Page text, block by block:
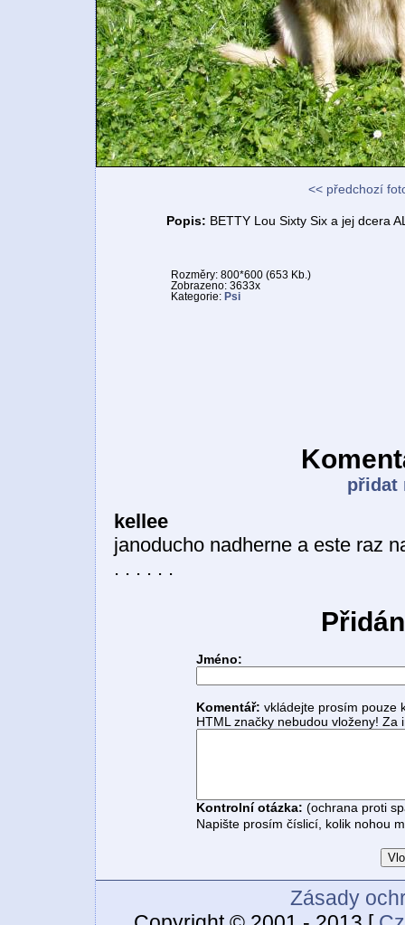
<< předchozí
Popis: BETTY Lou Sixty Six a jej dcera
Rozměry: 800*600 (653 Kb.)
Zobrazeno: 3633x
Kategorie: Psi
přidat
kellee
janoducho nadherne a este raz
. . . . . .
Jméno:
Komentář: vkládejte prosím pouze
HTML značky nebudou vloženy!
Kontrolní otázka: (ochrana proti
Napište prosím číslicí, kolik nohou
Zásady